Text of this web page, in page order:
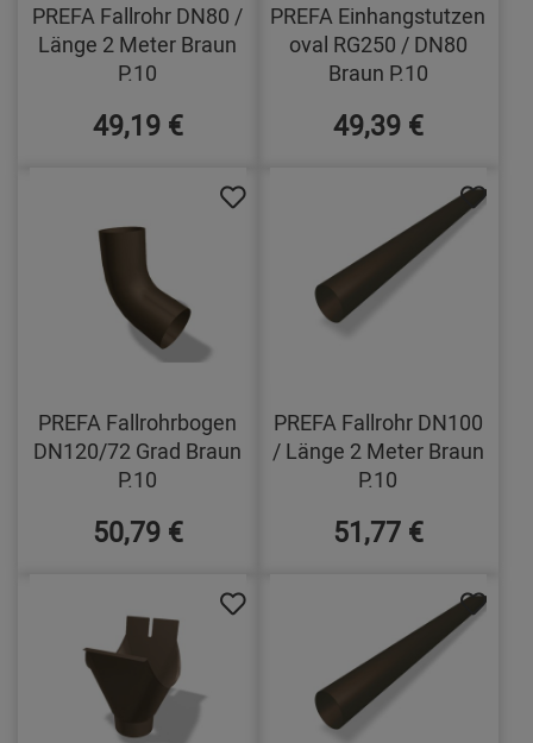
PREFA Fallrohr DN80 /
Länge 2 Meter Braun
P.10
49,19 €
PREFA Einhangstutzen
oval RG250 / DN80
Braun P.10
49,39 €
PREFA Fallrohrbogen
DN120/72 Grad Braun
P.10
50,79 €
PREFA Fallrohr DN100
/ Länge 2 Meter Braun
P.10
51,77 €